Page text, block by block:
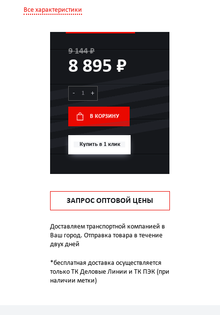
Все характеристики
9 144 ₽
8 895 ₽
- +
В КОРЗИНУ
Купить в 1 клик
ЗАПРОС ОПТОВОЙ ЦЕНЫ
Доставляем транспортной компанией в
Ваш город. Отправка товара в течение
двух дней
*бесплатная доставка осуществляется
только ТК Деловые Линии и ТК ПЭК (при
наличии метки)